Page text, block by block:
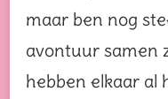
maar ben nog
avontuur samen
hebben elkaar al